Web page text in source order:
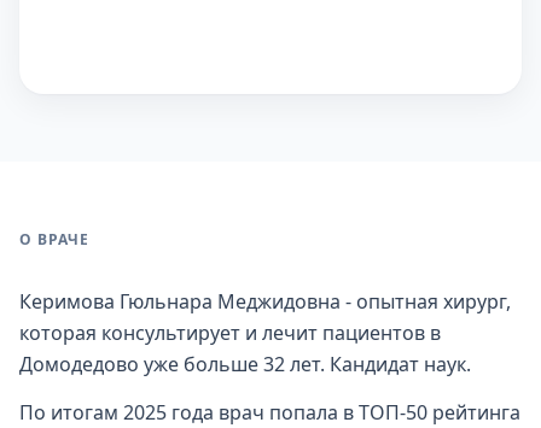
О ВРАЧЕ
Керимова Гюльнара Меджидовна - опытная хирург,
которая консультирует и лечит пациентов в
Домодедово уже больше 32 лет. Кандидат наук.
По итогам 2025 года врач попала в ТОП-50 рейтинга